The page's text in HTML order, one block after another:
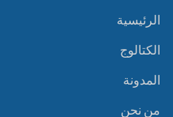
الرئيسية
الكتالوج
المدونة
من نحن